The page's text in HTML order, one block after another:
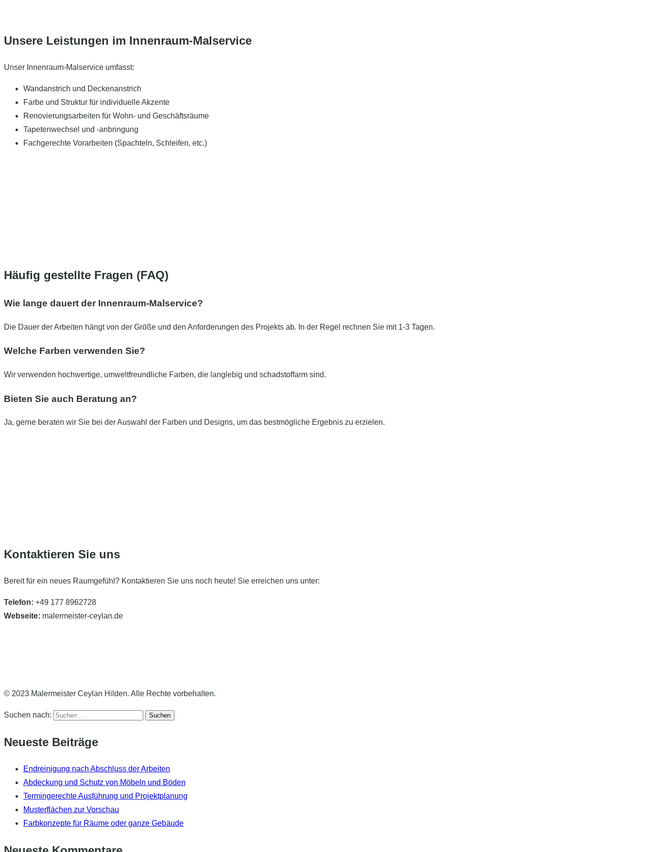
Unsere Leistungen im Innenraum-Malservice
Unser Innenraum-Malservice umfasst:
Wandanstrich und Deckenanstrich
Farbe und Struktur für individuelle Akzente
Renovierungsarbeiten für Wohn- und Geschäftsräume
Tapetenwechsel und -anbringung
Fachgerechte Vorarbeiten (Spachteln, Schleifen, etc.)
Häufig gestellte Fragen (FAQ)
Wie lange dauert der Innenraum-Malservice?
Die Dauer der Arbeiten hängt von der Größe und den Anforderungen des Projekts ab. In der Regel rechnen Sie mit 1-3 Tagen.
Welche Farben verwenden Sie?
Wir verwenden hochwertige, umweltfreundliche Farben, die langlebig und schadstoffarm sind.
Bieten Sie auch Beratung an?
Ja, gerne beraten wir Sie bei der Auswahl der Farben und Designs, um das bestmögliche Ergebnis zu erzielen.
Kontaktieren Sie uns
Bereit für ein neues Raumgefühl? Kontaktieren Sie uns noch heute! Sie erreichen uns unter:
Telefon: +49 177 8962728
Webseite: malermeister-ceylan.de
© 2023 Malermeister Ceylan Hilden. Alle Rechte vorbehalten.
Suchen nach:
Neueste Beiträge
Endreinigung nach Abschluss der Arbeiten
Abdeckung und Schutz von Möbeln und Böden
Termingerechte Ausführung und Projektplanung
Musterflächen zur Vorschau
Farbkonzepte für Räume oder ganze Gebäude